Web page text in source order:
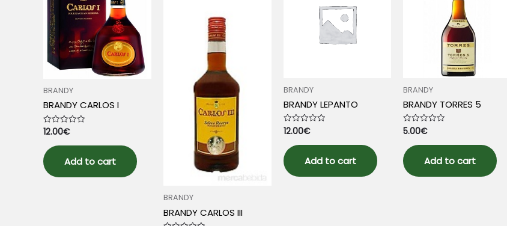
BRANDY
BRANDY CARLOS I
Rated
out
of
5
12.00€
Add to cart
BRANDY
BRANDY CARLOS III
BRANDY
BRANDY LEPANTO
Rated
0
out
of
5
12.00€
Add to cart
BRANDY
BRANDY TORRES 5
Rated
0
out
of
5
5.00€
Add to cart